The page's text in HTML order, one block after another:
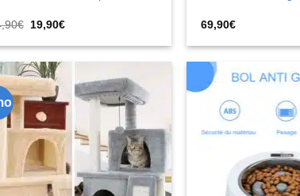
€ Le
initial
24,90€.
19,90€Le
actuel
69,90€